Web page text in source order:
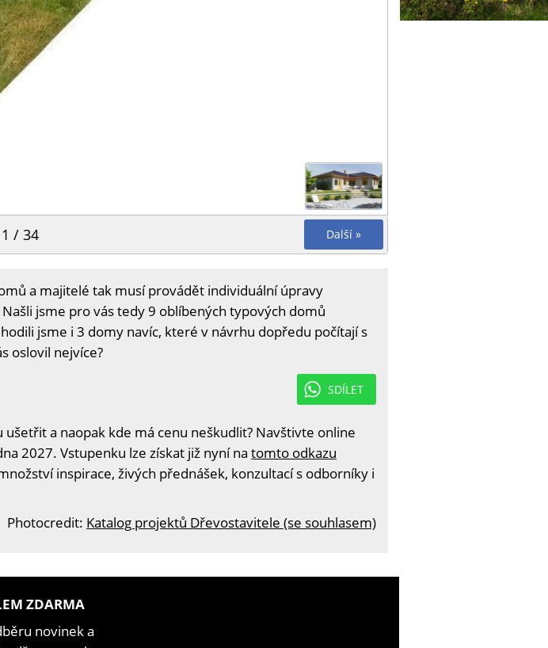
Další »
/ 34
a majitelé tak musí provádět individuální úpravy
jsme pro vás tedy 9 oblíbených typových domů
jsme i 3 domy navíc, které v návrhu dopředu počítají s
oslovil nejvíce?
SDÍLET
a naopak kde má cenu neškudlit? Navštivte online
2027. Vstupenku lze získat již nyní na tomto odkazu
inspirace, živých přednášek, konzultací s odborníky i
Photocredit: Katalog projektů Dřevostavitele (se souhlasem)
ZDARMA
novinek a